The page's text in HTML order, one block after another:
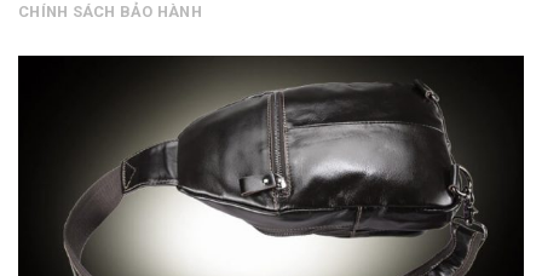
CHÍNH SÁCH BẢO HÀNH